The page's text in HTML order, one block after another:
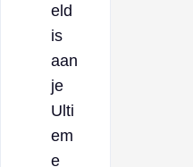
eld
is
aan
je
Ulti
em
e